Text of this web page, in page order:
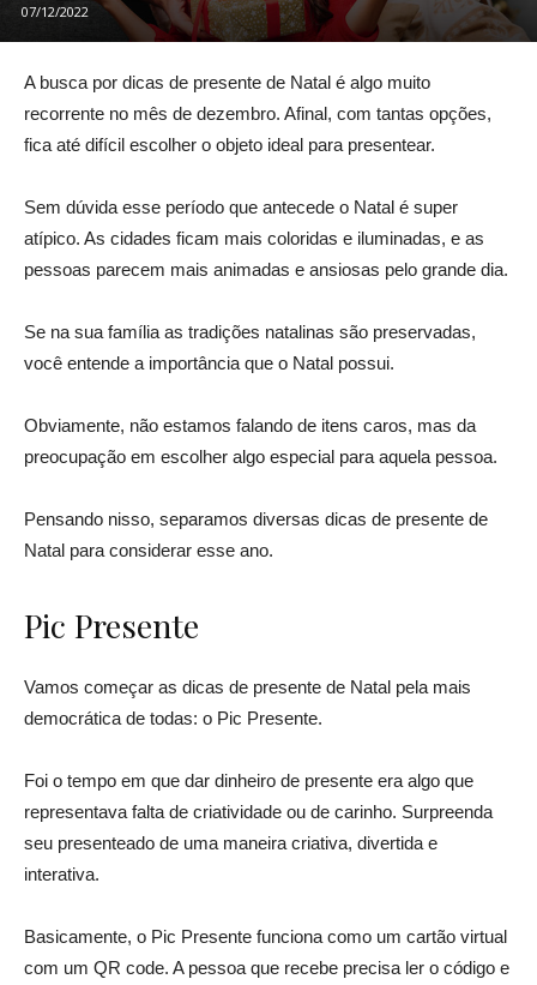
07/12/2022
A busca por dicas de presente de Natal é algo muito
recorrente no mês de dezembro. Afinal, com tantas opções,
fica até difícil escolher o objeto ideal para presentear.
Sem dúvida esse período que antecede o Natal é super
atípico. As cidades ficam mais coloridas e iluminadas, e as
pessoas parecem mais animadas e ansiosas pelo grande dia.
Se na sua família as tradições natalinas são preservadas,
você entende a importância que o Natal possui.
Obviamente, não estamos falando de itens caros, mas da
preocupação em escolher algo especial para aquela pessoa.
Pensando nisso, separamos diversas dicas de presente de
Natal para considerar esse ano.
Pic Presente
Vamos começar as dicas de presente de Natal pela mais
democrática de todas: o Pic Presente.
Foi o tempo em que dar dinheiro de presente era algo que
representava falta de criatividade ou de carinho. Surpreenda
seu presenteado de uma maneira criativa, divertida e
interativa.
Basicamente, o Pic Presente funciona como um cartão virtual
com um QR code. A pessoa que recebe precisa ler o código e